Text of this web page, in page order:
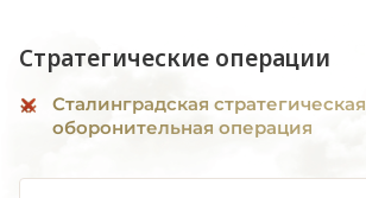
Стратегические операции
Сталинградская стратегическая
оборонительная операция